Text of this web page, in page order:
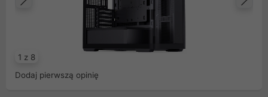
1 z 8
Poprzedni
Dodaj pierwszą opinię